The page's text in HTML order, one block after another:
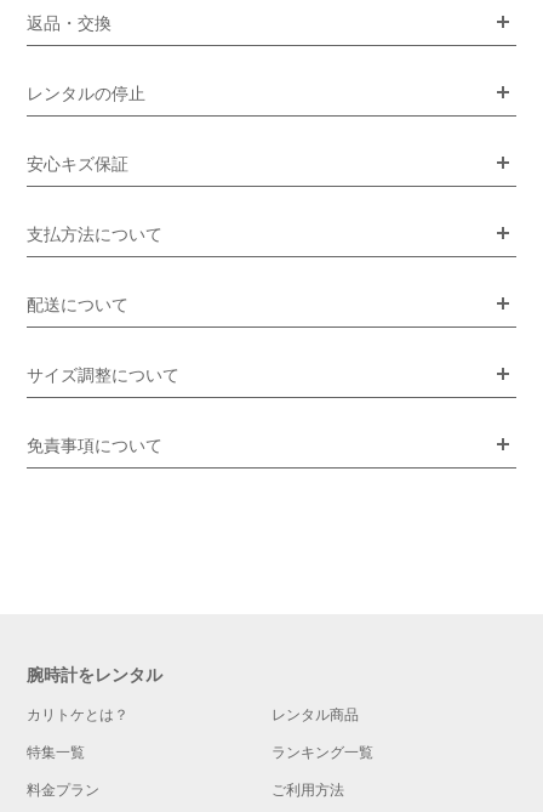
返品・交換
レンタルの停止
安心キズ保証
支払方法について
配送について
サイズ調整について
免責事項について
腕時計をレンタル
カリトケとは？ レンタル商品
特集一覧 ランキング一覧
料金プラン ご利用方法